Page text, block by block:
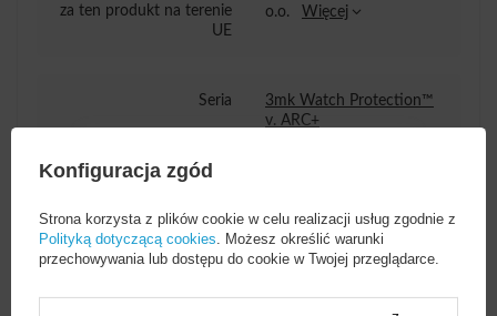
za ten produkt na terenie
UE
o.o.
Więcej
Seria
3mk Watch Protection™
v. ARC+
Wysokość opakowania
15,5
Konfiguracja zgód
Strona korzysta z plików cookie w celu realizacji usług zgodnie z
Polityką dotyczącą cookies . Możesz określić warunki
przechowywania lub dostępu do cookie w Twojej przeglądarce.